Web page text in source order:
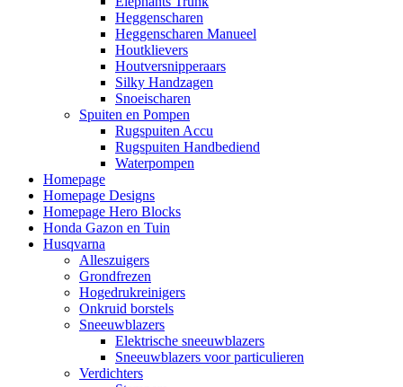
Heggenscharen
Heggenscharen Manueel
Houtklievers
Houtversnipperaars
Silky Handzagen
Snoeischaren
Spuiten en Pompen
Rugspuiten Accu
Rugspuiten Handbediend
Waterpompen
Homepage
Homepage Designs
Homepage Hero Blocks
Honda Gazon en Tuin
Husqvarna
Alleszuigers
Grondfrezen
Hogedrukreinigers
Onkruid borstels
Sneeuwblazers
Elektrische sneeuwblazers
Sneeuwblazers voor particulieren
Verdichters